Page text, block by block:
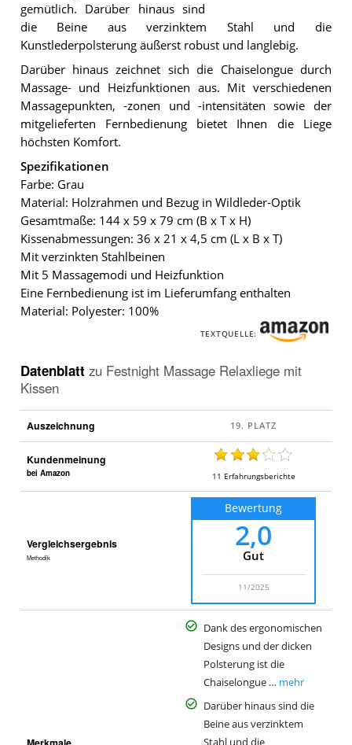
gemütlich. Darüber hinaus sind
die Beine aus verzinktem Stahl und die
Kunstlederpolsterung äußerst robust und langlebig.
Darüber hinaus zeichnet sich die Chaiselongue durch
Massage- und Heizfunktionen aus. Mit verschiedenen
Massagepunkten, -zonen und -intensitäten sowie der
mitgelieferten Fernbedienung bietet Ihnen die Liege
höchsten Komfort.
Spezifikationen
Farbe: Grau
Material: Holzrahmen und Bezug in Wildleder-Optik
Gesamtmaße: 144 x 59 x 79 cm (B x T x H)
Kissenabmessungen: 36 x 21 x 4,5 cm (L x B x T)
Mit verzinkten Stahlbeinen
Mit 5 Massagemodi und Heizfunktion
Eine Fernbedienung ist im Lieferumfang enthalten
Material: Polyester: 100%
TEXTQUELLE:
Datenblatt zu Festnight Massage Relaxliege mit
Kissen
Auszeichnung
Kundenmeinung
bei Amazon 11 Erfahrungsberichte
Vergleichsergebnis
Methodik
Bewertung
2,0
Gut
11/2025
Dank des ergonomischen
Designs und der dicken
Polsterung ist die
Chaiselongue … mehr
Darüber hinaus sind die
Beine aus verzinktem